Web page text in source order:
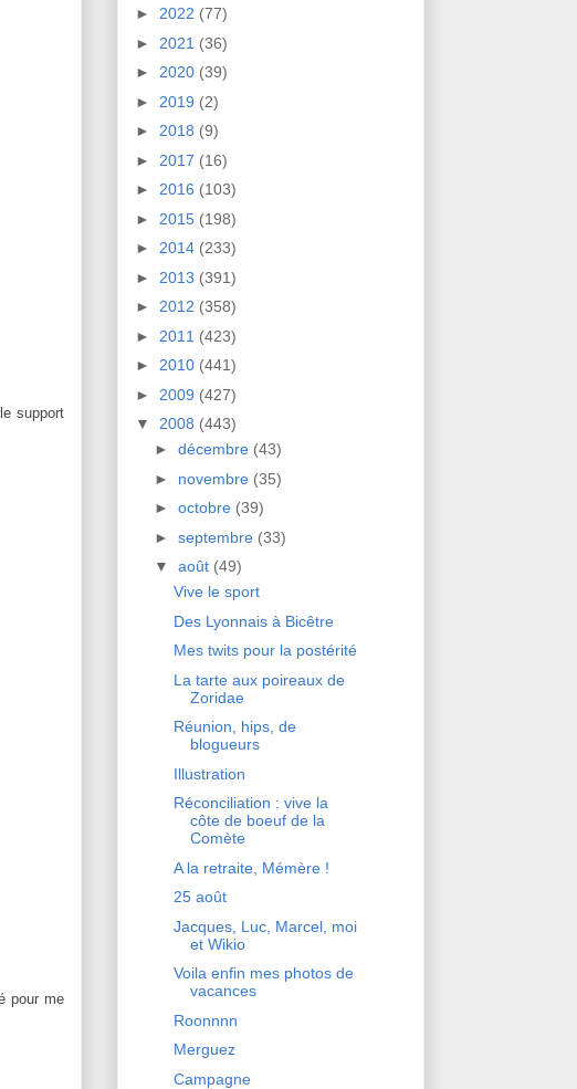
support
pour me
► 2022 (77)
► 2021 (36)
► 2020 (39)
► 2019 (2)
► 2018 (9)
► 2017 (16)
► 2016 (103)
► 2015 (198)
► 2014 (233)
► 2013 (391)
► 2012 (358)
► 2011 (423)
► 2010 (441)
► 2009 (427)
▼ 2008 (443)
► décembre (43)
► novembre (35)
► octobre (39)
► septembre (33)
▼ août (49)
Vive le sport
Des Lyonnais à Bicêtre
Mes twits pour la postérité
La tarte aux poireaux de
Zoridae
Réunion, hips, de
blogueurs
Illustration
Réconciliation : vive la
côte de boeuf de la
Comète
A la retraite, Mémère !
25 août
Jacques, Luc, Marcel, moi
et Wikio
Voila enfin mes photos de
vacances
Roonnnn
Merguez
Campagne